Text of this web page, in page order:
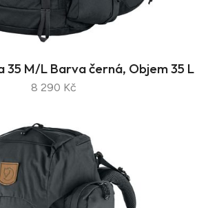
35 M/L Barva černá, Objem 35 L
8 290 Kč